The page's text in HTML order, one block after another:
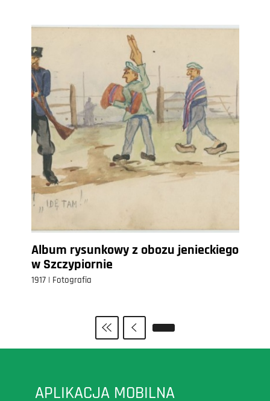
Album rysunkowy z obozu jenieckiego
w Szczypiornie
1917 | Fotografia
APLIKACJA MOBILNA